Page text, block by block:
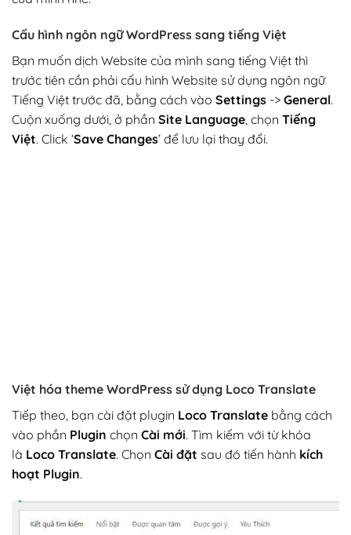
Cấu hình ngôn ngữ WordPress sang tiếng Việt
Bạn muốn dịch Website của mình sang tiếng Việt thì
trước tiên cần phải cấu hình Website sử dụng ngôn ngữ
Tiếng Việt trước đã, bằng cách vào Settings -> General.
Cuộn xuống dưới, ở phần Site Language, chọn Tiếng
Việt. Click ‘Save Changes’ để lưu lại thay đổi.
Việt hóa theme WordPress sử dụng Loco Translate
Tiếp theo, bạn cài đặt plugin Loco Translate bằng cách
vào phần Plugin chọn Cài mới. Tìm kiếm với từ khóa
là Loco Translate. Chọn Cài đặt sau đó tiến hành kích
hoạt Plugin.